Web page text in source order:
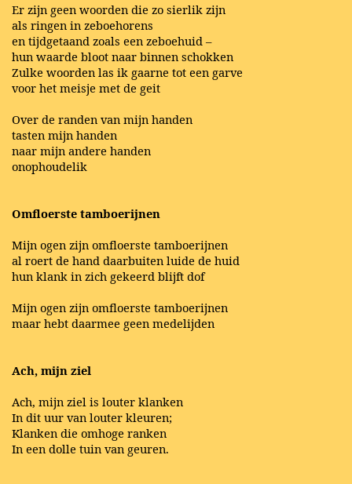
Er zijn geen woorden die zo sierlik zijn
als ringen in zeboehorens
en tijdgetaand zoals een zeboehuid –
hun waarde bloot naar binnen schokken
Zulke woorden las ik gaarne tot een garve
voor het meisje met de geit
Over de randen van mijn handen
tasten mijn handen
naar mijn andere handen
onophoudelik
Omfloerste tamboerijnen
Mijn ogen zijn omfloerste tamboerijnen
al roert de hand daarbuiten luide de huid
hun klank in zich gekeerd blijft dof
Mijn ogen zijn omfloerste tamboerijnen
maar hebt daarmee geen medelijden
Ach, mijn ziel
Ach, mijn ziel is louter klanken
In dit uur van louter kleuren;
Klanken die omhoge ranken
In een dolle tuin van geuren.